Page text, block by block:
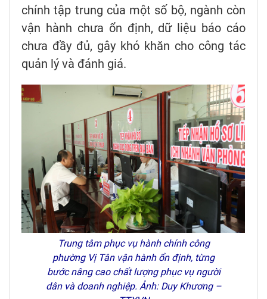
chính tập trung của một số bộ, ngành còn
vận hành chưa ổn định, dữ liệu báo cáo
chưa đầy đủ, gây khó khăn cho công tác
quản lý và đánh giá.
Trung tâm phục vụ hành chính công
phường Vị Tân vận hành ổn định, từng
bước nâng cao chất lượng phục vụ người
dân và doanh nghiệp. Ảnh: Duy Khương –